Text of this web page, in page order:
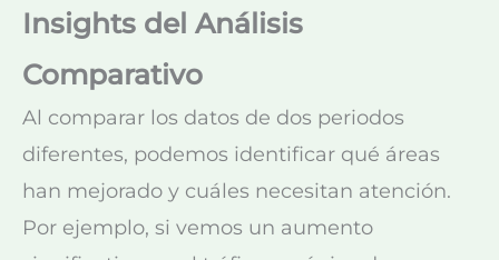
Insights del Análisis
Comparativo
Al comparar los datos de dos periodos
diferentes, podemos identificar qué áreas
han mejorado y cuáles necesitan atención.
Por ejemplo, si vemos un aumento